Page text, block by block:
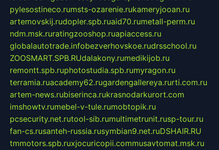
pylesostineco.rumsts-ozarenie.rukameryjooan.ru
artemovskij.rudopler.spb.ruaid70.rumetall-perm.ru
ndm.msk.ruratingzooshop.ruapiaccess.ru
globalautotrade.infobezverhovskoe.rudrsschool.ru
ZOOSMART.SPB.RUdalakony.rumedikijob.ru
remontt.spb.ruphotostudia.spb.rumyragon.ru
terramia.ruacademy62.rugardengallereya.rurti.com.ru
artem-news.rubiserinca.rukrasnodarkurort.com
imshowtv.rumebel-v-tule.rumobtopik.ru
pcsecurity.net.rutool-sib.rumultimetrunit.rusp-tour.ru
fan-cs.rusanteh-russia.rusymbian9.net.ruDSHAIR.RU
tmmotors.spb.ruxjocuricopii.commusavtomat.msk.ru